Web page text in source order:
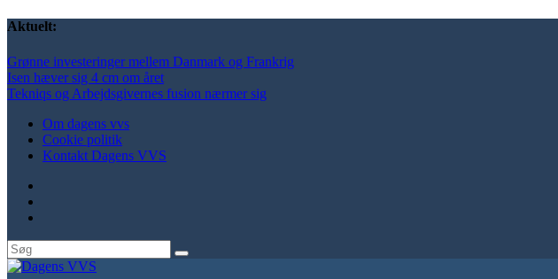
Aktuelt:
Grønne investeringer mellem Danmark og Frankrig
Isen hæver sig 4 cm om året
Tekniqs og Arbejdsgivernes fusion nærmer sig
Om dagens vvs
Cookie politik
Kontakt Dagens VVS